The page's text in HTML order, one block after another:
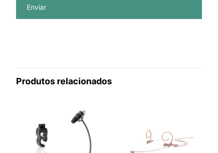
Produtos relacionados